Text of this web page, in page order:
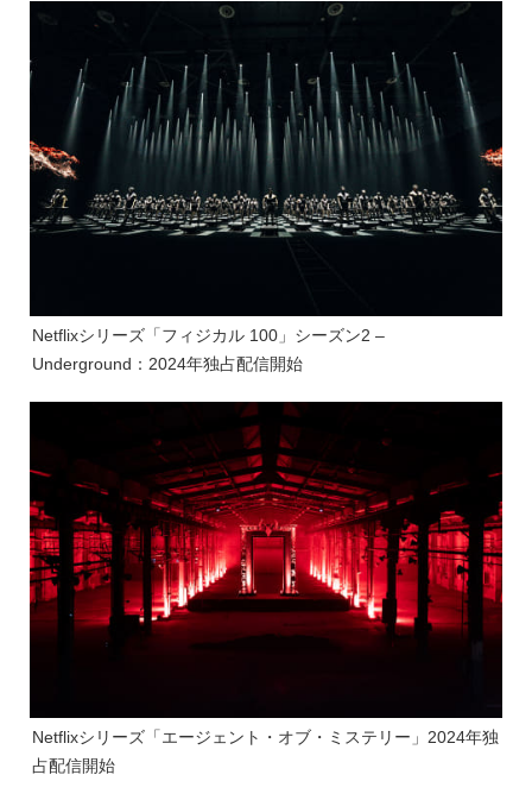
Netflixシリーズ「フィジカル 100」シーズン2 –
Underground：2024年独占配信開始
Netflixシリーズ「エージェント・オブ・ミステリー」2024年独
占配信開始